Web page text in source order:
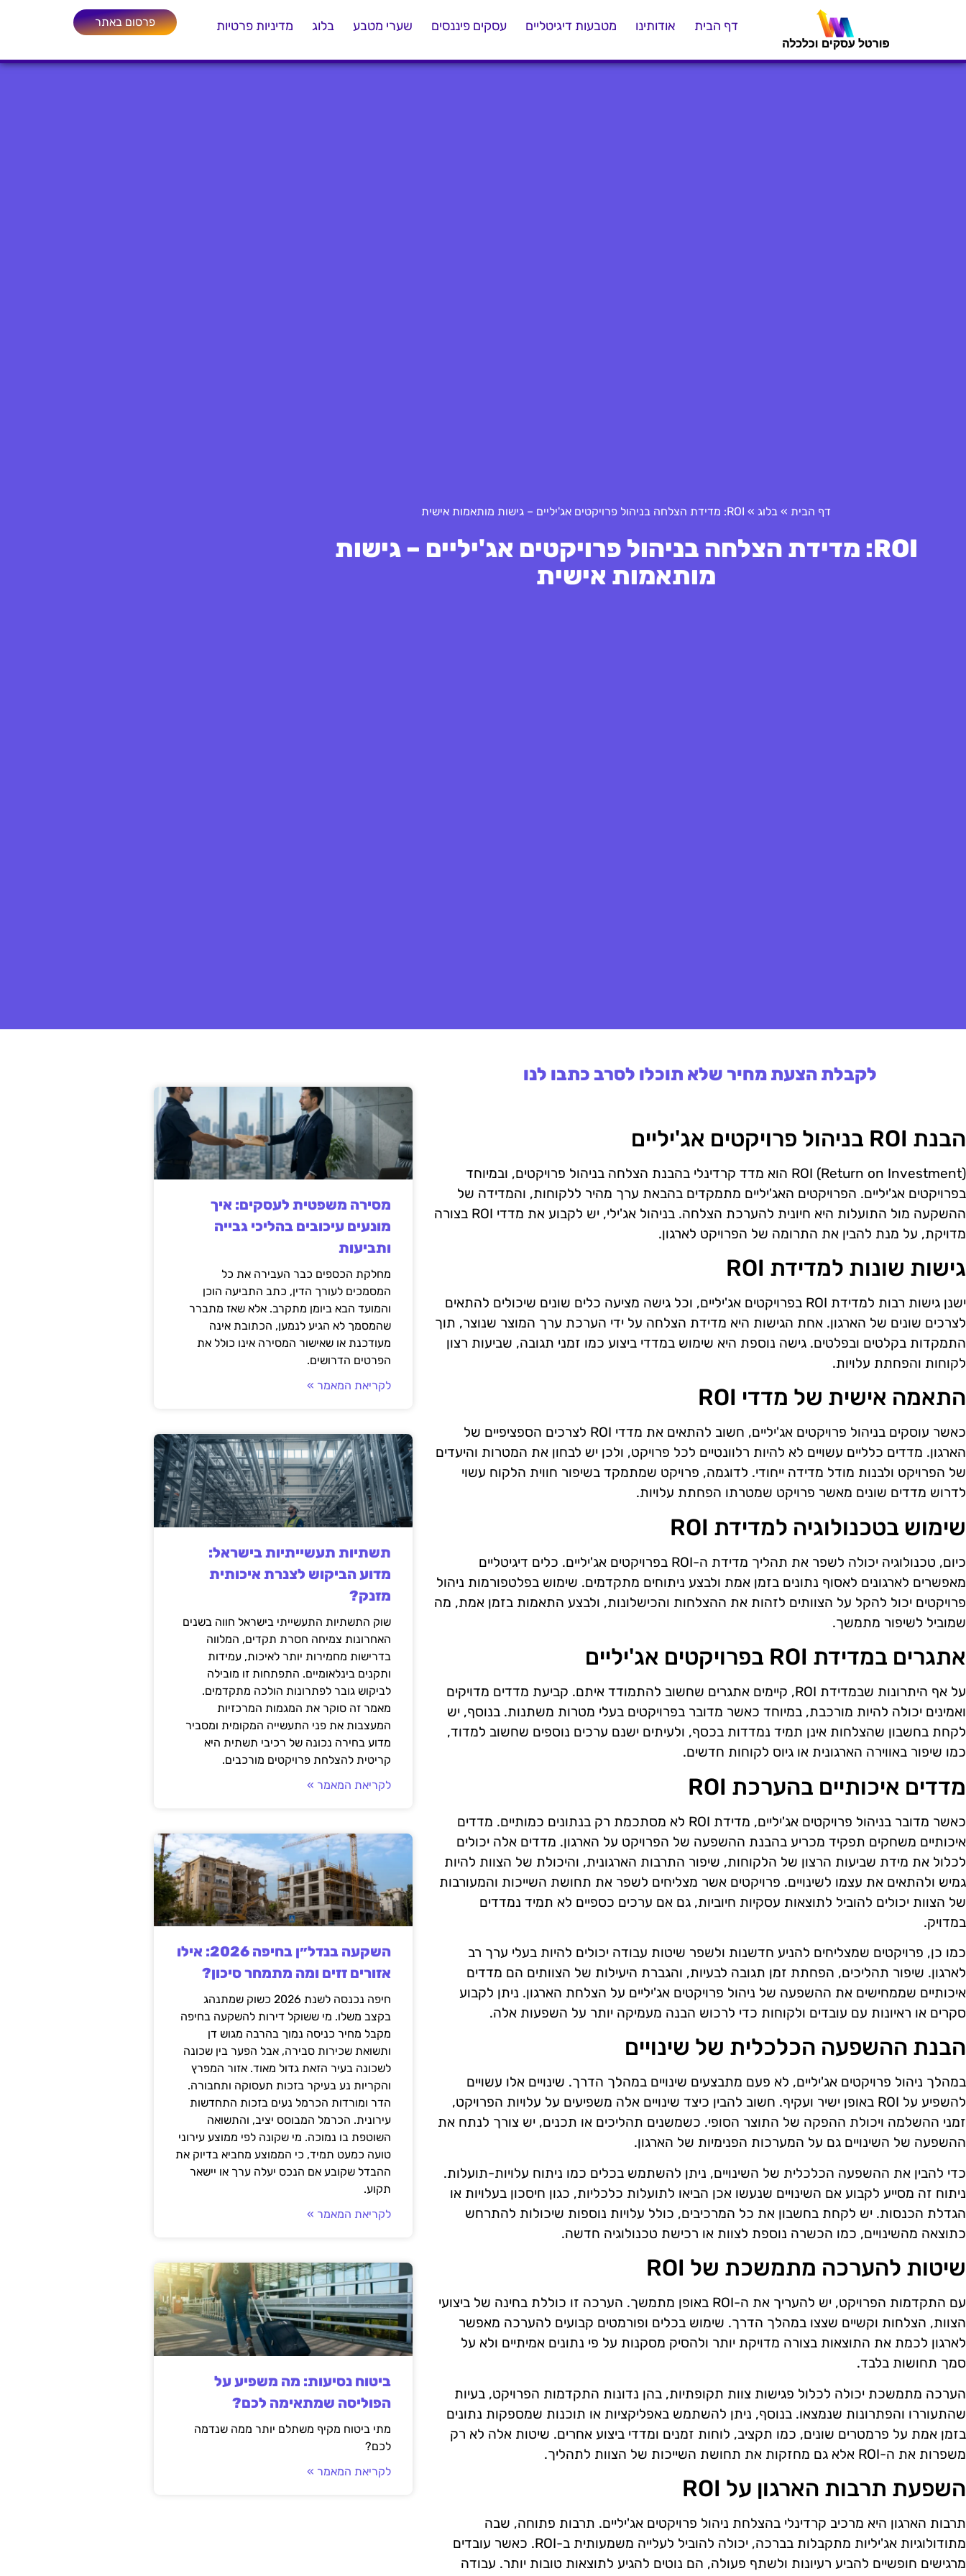
דף הבית אודותינו מטבעות דיגיטליים עסקים פיננסים שערי מטבע בלוג מדיניות פרטיות פרסום באתר
דף הבית » בלוג » ROI: מדידת הצלחה בניהול פרויקטים אג'יליים – גישות מותאמות אישית
ROI: מדידת הצלחה בניהול פרויקטים אג'יליים – גישות
מותאמות אישית
לקבלת הצעת מחיר שלא תוכלו לסרב כתבו לנו
הבנת ROI בניהול פרויקטים אג'יליים
ROI (Return on Investment) הוא מדד קרדינלי בהבנת הצלחה בניהול פרויקטים, ובמיוחד
בפרויקטים אג'יליים. הפרויקטים האג'יליים מתמקדים בהבאת ערך מהיר ללקוחות, והמדידה של
ההשקעה מול התועלות היא חיונית להערכת הצלחה. בניהול אג'ילי, יש לקבוע את מדדי ROI בצורה
מדויקת, על מנת להבין את התרומה של הפרויקט לארגון.
גישות שונות למדידת ROI
ישנן גישות רבות למדידת ROI בפרויקטים אג'יליים, וכל גישה מציעה כלים שונים שיכולים להתאים
לצרכים שונים של הארגון. אחת הגישות היא מדידת הצלחה על ידי הערכת ערך המוצר שנוצר, תוך
התמקדות בקלטים ובפלטים. גישה נוספת היא שימוש במדדי ביצוע כמו זמני תגובה, שביעות רצון
לקוחות והפחתת עלויות.
התאמה אישית של מדדי ROI
כאשר עוסקים בניהול פרויקטים אג'יליים, חשוב להתאים את מדדי ROI לצרכים הספציפיים של
הארגון. מדדים כלליים עשויים לא להיות רלוונטיים לכל פרויקט, ולכן יש לבחון את המטרות והיעדים
של הפרויקט ולבנות מודל מדידה ייחודי. לדוגמה, פרויקט שמתמקד בשיפור חווית הלקוח עשוי
לדרוש מדדים שונים מאשר פרויקט שמטרתו הפחתת עלויות.
שימוש בטכנולוגיה למדידת ROI
כיום, טכנולוגיה יכולה לשפר את תהליך מדידת ה-ROI בפרויקטים אג'יליים. כלים דיגיטליים
מאפשרים לארגונים לאסוף נתונים בזמן אמת ולבצע ניתוחים מתקדמים. שימוש בפלטפורמות ניהול
פרויקטים יכול להקל על הצוותים לזהות את ההצלחות והכישלונות, ולבצע התאמות בזמן אמת, מה
שמוביל לשיפור מתמשך.
אתגרים במדידת ROI בפרויקטים אג'יליים
על אף היתרונות שבמדידת ROI, קיימים אתגרים שחשוב להתמודד איתם. קביעת מדדים מדויקים
ואמינים יכולה להיות מורכבת, במיוחד כאשר מדובר בפרויקטים בעלי מטרות משתנות. בנוסף, יש
לקחת בחשבון שהצלחות אינן תמיד נמדדות בכסף, ולעיתים ישנם ערכים נוספים שחשוב למדוד,
כמו שיפור באווירה הארגונית או גיוס לקוחות חדשים.
מדדים איכותיים בהערכת ROI
כאשר מדובר בניהול פרויקטים אג'יליים, מדידת ROI לא מסתכמת רק בנתונים כמותיים. מדדים
איכותיים משחקים תפקיד מכריע בהבנת ההשפעה של הפרויקט על הארגון. מדדים אלה יכולים
לכלול את מידת שביעות הרצון של הלקוחות, שיפור התרבות הארגונית, והיכולת של הצוות להיות
גמיש ולהתאים את עצמו לשינויים. פרויקטים אשר מצליחים לשפר את תחושת השייכות והמעורבות
של הצוות יכולים להוביל לתוצאות עסקיות חיוביות, גם אם ערכים כספיים לא תמיד נמדדים
במדויק.
כמו כן, פרויקטים שמצליחים להניע חדשנות ולשפר שיטות עבודה יכולים להיות בעלי ערך רב
לארגון. שיפור תהליכים, הפחתת זמן תגובה לבעיות, והגברת היעילות של הצוותים הם מדדים
איכותיים שממחישים את ההשפעה של ניהול פרויקטים אג'יליים על הצלחת הארגון. ניתן לקבוע
סקרים או ראיונות עם עובדים ולקוחות כדי לרכוש הבנה מעמיקה יותר על השפעות אלה.
הבנת ההשפעה הכלכלית של שינויים
במהלך ניהול פרויקטים אג'יליים, לא פעם מתבצעים שינויים במהלך הדרך. שינויים אלו עשויים
להשפיע על ROI באופן ישיר ועקיף. חשוב להבין כיצד שינויים אלה משפיעים על עלויות הפרויקט,
זמני ההשלמה ויכולת ההפקה של התוצר הסופי. כשמשנים תהליכים או תכנים, יש צורך לנתח את
ההשפעה של השינויים גם על המערכות הפנימיות של הארגון.
כדי להבין את ההשפעה הכלכלית של השינויים, ניתן להשתמש בכלים כמו ניתוח עלויות-תועלות.
ניתוח זה מסייע לקבוע אם השינויים שנעשו אכן הביאו לתועלות כלכליות, כגון חיסכון בעלויות או
הגדלת הכנסות. יש לקחת בחשבון את כל המרכיבים, כולל עלויות נוספות שיכולות להתרחש
כתוצאה מהשינויים, כמו הכשרה נוספת לצוות או רכישת טכנולוגיה חדשה.
שיטות להערכה מתמשכת של ROI
עם התקדמות הפרויקט, יש להעריך את ה-ROI באופן מתמשך. הערכה זו כוללת בחינה של ביצועי
הצוות, הצלחות וקשיים שצצו במהלך הדרך. שימוש בכלים ופורמטים קבועים להערכה מאפשר
לארגון לכמת את התוצאות בצורה מדויקת יותר ולהסיק מסקנות על פי נתונים אמיתיים ולא על
סמך תחושות בלבד.
הערכה מתמשכת יכולה לכלול פגישות צוות תקופתיות, בהן נדונות התקדמות הפרויקט, בעיות
שהתעוררו והפתרונות שנמצאו. בנוסף, ניתן להשתמש באפליקציות או תוכנות שמספקות נתונים
בזמן אמת על פרמטרים שונים, כמו תקציב, לוחות זמנים ומדדי ביצוע אחרים. שיטות אלה לא רק
משפרות את ה-ROI אלא גם מחזקות את תחושת השייכות של הצוות לתהליך.
השפעת תרבות הארגון על ROI
תרבות הארגון היא מרכיב קרדינלי בהצלחת ניהול פרויקטים אג'יליים. תרבות פתוחה, שבה
מתודולוגיות אג'יליות מתקבלות בברכה, יכולה להוביל לעלייה משמעותית ב-ROI. כאשר עובדים
מרגישים חופשיים להביע רעיונות ולשתף פעולה, הם נוטים להגיע לתוצאות טובות יותר. עבודה
מסירה משפטית לעסקים: איך
מונעים עיכובים בהליכי גבייה
ותביעות
מחלקת הכספים כבר העבירה את כל
המסמכים לעורך הדין, כתב התביעה הוכן
והמועד הבא ביומן מתקרב. אלא שאז מתברר
שהמסמך לא הגיע לנמען, הכתובת אינה
מעודכנת או שאישור המסירה אינו כולל את
הפרטים הדרושים.
לקריאת המאמר »
תשתיות תעשייתיות בישראל:
מדוע הביקוש לצנרת איכותית
מזנק?
שוק התשתיות התעשייתי בישראל חווה בשנים
האחרונות צמיחה חסרת תקדים, המלווה
בדרישות מחמירות יותר לאיכות, עמידות
ותקנים בינלאומיים. התפתחות זו מובילה
לביקוש גובר לפתרונות הולכה מתקדמים.
מאמר זה סוקר את המגמות המרכזיות
המעצבות את פני התעשייה המקומית ומסביר
מדוע בחירה נכונה של רכיבי תשתית היא
קריטית להצלחת פרויקטים מורכבים.
לקריאת המאמר »
השקעה בנדל״ן בחיפה 2026: אילו
אזורים זזים ומה מתמחר סיכון?
חיפה נכנסה לשנת 2026 כשוק שמתנהג
בקצב משלו. מי ששוקל דירות להשקעה בחיפה
מקבל מחיר כניסה נמוך בהרבה מגוש דן
ותשואת שכירות סבירה, אבל הפער בין שכונה
לשכונה בעיר הזאת גדול מאוד. אזור המפרץ
והקריות נע בעיקר בזכות תעסוקה ותחבורה.
הדר ומורדות הכרמל נעים בזכות התחדשות
עירונית. הכרמל המבוסס יציב, והתשואה
השוטפת בו נמוכה. מי שקונה לפי ממוצע עירוני
טועה כמעט תמיד, כי הממוצע מחביא בדיוק את
ההבדל שקובע אם הנכס יעלה ערך או יישאר
תקוע.
לקריאת המאמר »
ביטוח נסיעות: מה משפיע על
הפוליסה שמתאימה לכם?
מתי ביטוח מקיף משתלם יותר ממה שנדמה
לכם?
לקריאת המאמר »